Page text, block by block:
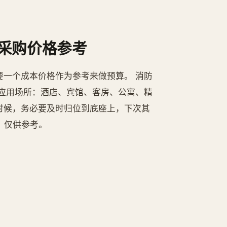
购价格参考
个成本价格作为参考来做预算。 消防
用场所：酒店、宾馆、客房、公寓、精
，务必要及时归位到底座上，下次其
供参考。